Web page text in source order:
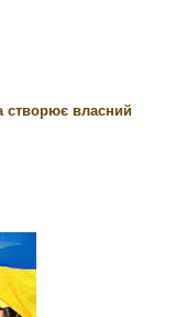
створює власний